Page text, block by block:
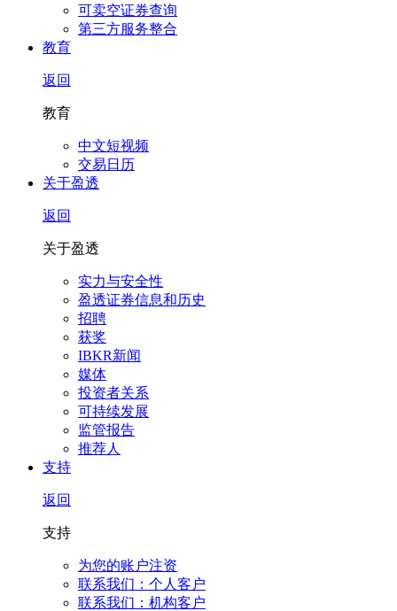
可卖空证券查询
第三方服务整合
教育
返回
教育
中文短视频
交易日历
关于盈透
返回
关于盈透
实力与安全性
盈透证券信息和历史
招聘
获奖
IBKR新闻
媒体
投资者关系
可持续发展
监管报告
推荐人
支持
返回
支持
为您的账户注资
联系我们：个人客户
联系我们：机构客户